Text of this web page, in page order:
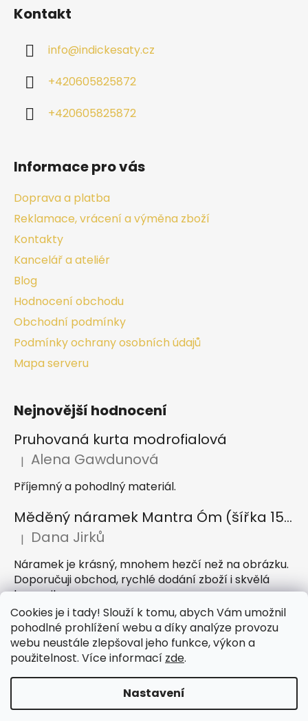
Cookies je i tady! Slouží k tomu, abych Vám umožnil
pohodlné prohlížení webu a díky analýze provozu
webu neustále zlepšoval jeho funkce, výkon a
použitelnost. Více informací zde.
Nastavení
Kontakt
info@indickesaty.cz
+420605825872
+420605825872
Informace pro vás
Doprava a platba
Reklamace, vrácení a výměna zboží
Kontakty
Kancelář a ateliér
Blog
Hodnocení obchodu
Obchodní podmínky
Podmínky ochrany osobních údajů
Mapa serveru
Nejnovější hodnocení
Pruhovaná kurta modrofialová
Hodnocení produktu je 5 z 5 hvězdiček.
| Alena Gawdunová
Příjemný a pohodlný materiál.
Měděný náramek Mantra Óm (šířka 15 mm)
Hodnocení produktu je 5 z 5 hvězdiček.
| Dana Jirků
Náramek je krásný, mnohem hezčí než na obrázku.
Doporučuji obchod, rychlé dodání zboží i skvělá
komunikace
Hodnocení produktu je 5 z 5 hvězdiček.
| Petra Hejátková